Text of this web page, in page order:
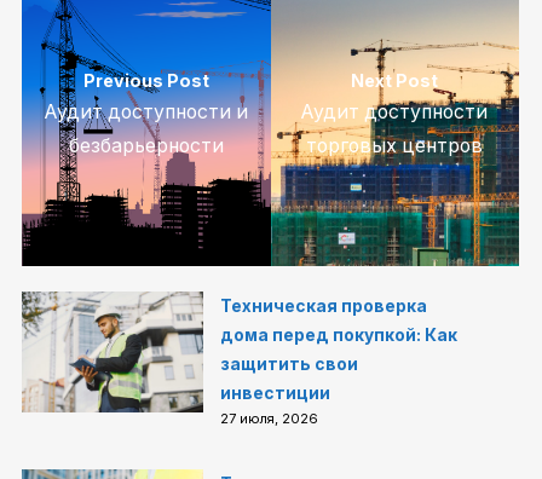
Previous Post
Аудит доступности и
безбарьерности
Next Post
Аудит доступности
торговых центров
Техническая проверка
дома перед покупкой: Как
защитить свои
инвестиции
27 июля, 2026